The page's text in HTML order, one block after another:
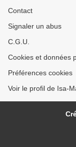
Contact
Signaler un abus
C.G.U.
Cookies et données
Préférences cookies
Voir le profil de Isa-